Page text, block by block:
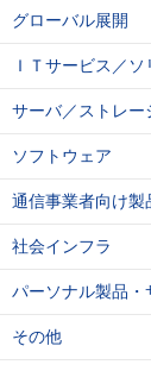
グローバル展開
ＩＴサービス／
サーバ／ストレー
ソフトウェア
通信事業者向け製
社会インフラ
パーソナル製品・
その他